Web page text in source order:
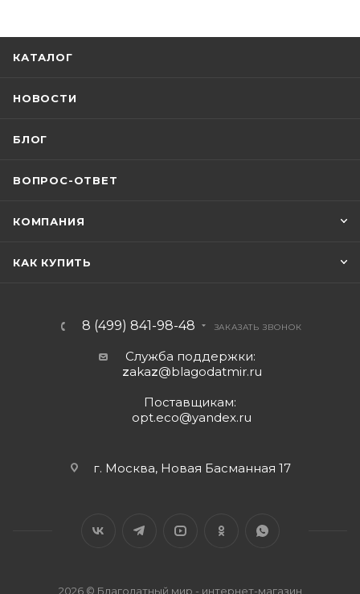
КАТАЛОГ
НОВОСТИ
БЛОГ
ВОПРОС-ОТВЕТ
КОМПАНИЯ
КАК КУПИТЬ
8 (499) 841-98-48 ЗАКАЗАТЬ ЗВОНОК
Служба поддержки:
zakaz@blagodatmir.ru
Поставщикам:
opt.eco@yandex.ru
г. Москва, Новая Басманная 17
2026 © Благодатный мир - интернет-магазин